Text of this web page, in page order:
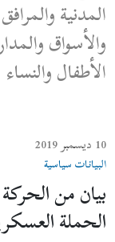
المدنية
والأسواق
الأطفال والنساء
10 ديسمبر 2019
البيانات سياسية
بيان من
الحملة